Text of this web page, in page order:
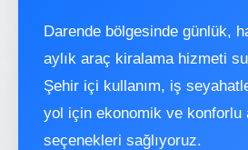
Darende bölgesinde günlük,
aylık araç kiralama hizmeti
Şehir içi kullanım, iş
yol için ekonomik ve konforlu
seçenekleri sağlıyoruz.